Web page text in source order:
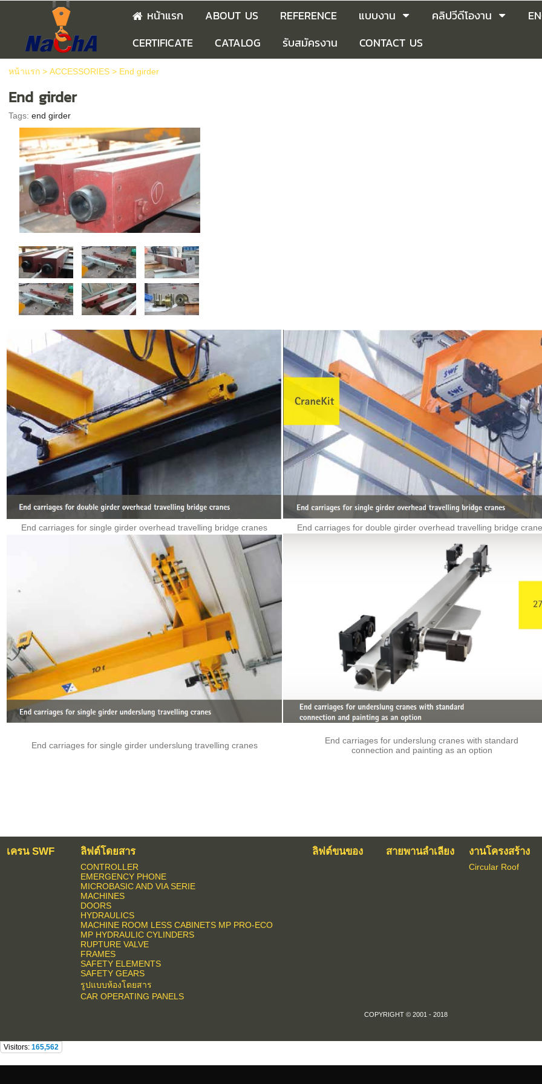
หน้าแรก ABOUT US REFERENCE แบบงาน คลิปวีดีโองาน
CERTIFICATE
CATALOG รับสมัครงาน CONTACT US
หน้าแรก> ACCESSORIES > End girder
End girder
Tags: end girder
End carriages for single girder overhead travelling bridge cranes End carriages for double girder overhead travelling bridge
End carriages for single girder underslung travelling cranes
End carriages for underslung cranes with standard
connection and painting as an option
เครน SWF ลิฟต์โดยสาร
CONTROLLER
EMERGENCY PHONE
MICROBASIC AND VIA SERIE
MACHINES
DOORS
HYDRAULICS
MACHINE ROOM LESS CABINETS MP PRO-ECO
MP HYDRAULIC CYLINDERS
RUPTURE VALVE
FRAMES
SAFETY ELEMENTS
SAFETY GEARS
รูปแบบห้องโดยสาร
CAR OPERATING PANELS
ลิฟต์ขนของ สายพานลำเลียง งานโครงสร้าง
Circular Roof
COPYRIGHT © 2001 - 2018
Visitors: 165,562